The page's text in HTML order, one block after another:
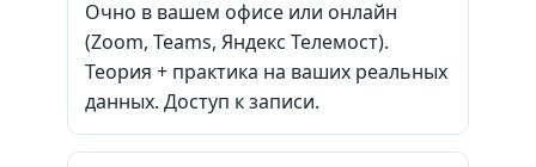
Очно в вашем офисе или онлайн
(Zoom, Teams, Яндекс Телемост).
Теория + практика на ваших реальных
данных. Доступ к записи.